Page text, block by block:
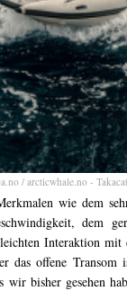
/ arcticwhale.no -
wie dem
dem
Interaktion mit
das offene Transom
wir bisher gesehen